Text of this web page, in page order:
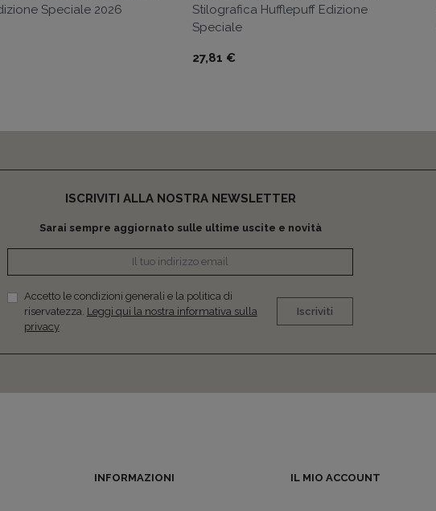
Speciale 2026
Stilografica Hufflepuff Edizione
Speciale
Prezzo
27,81 €
ISCRIVITI ALLA NOSTRA NEWSLETTER
Sarai sempre aggiornato sulle ultime uscite e novità
Accetto le condizioni generali e la politica di
riservatezza. Leggi qui la nostra informativa sulla
privacy
Iscriviti
INFORMAZIONI IL MIO ACCOUNT